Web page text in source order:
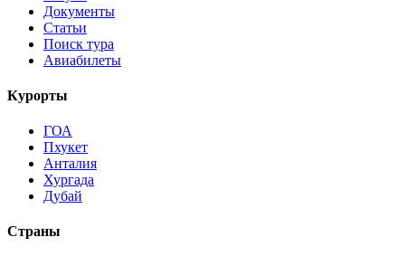
Документы
Статьи
Поиск тура
Авиабилеты
Курорты
ГОА
Пхукет
Анталия
Хургада
Дубай
Страны